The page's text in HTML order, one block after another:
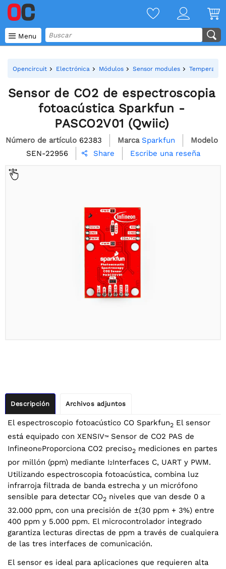
 Menu
Opencircuit Electrónica Módulos Sensor modules
Sensor de CO2 de espectroscopia
fotoacústica Sparkfun -
PASCO2V01 (Qwiic)
Número de artículo 62383 Marca Sparkfun
Modelo
SEN-22956
 Share Escribe una reseña
Descripción Archivos adjuntos
El espectroscopio fotoacústico CO Sparkfun2 El sensor
está equipado con XENSIV™ Sensor de CO2 PAS de
Infineon©Proporciona CO2 preciso2 mediciones en partes
por millón (ppm) mediante I2Interfaces C, UART y PWM.
Utilizando espectroscopia fotoacústica, combina luz
infrarroja filtrada de banda estrecha y un micrófono
sensible para detectar CO2 niveles que van desde 0 a
32.000 ppm, con una precisión de ±(30 ppm + 3%) entre
400 ppm y 5.000 ppm. El microcontrolador integrado
garantiza lecturas directas de ppm a través de cualquiera
de las tres interfaces de comunicación.
El sensor es ideal para aplicaciones que requieren alta